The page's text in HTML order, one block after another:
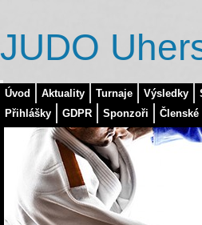
Úvod Aktuality Turnaje Výsledky
Přihlášky
GDPR Sponzoři
JUDO